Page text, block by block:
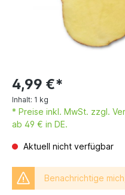
4,99 €*
Inhalt: 1 kg
* Preise inkl. MwSt. zzgl.
ab 49 € in DE.
Aktuell nicht verfügbar
Benachrichtige